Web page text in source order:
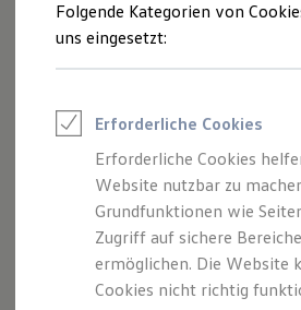
Saisonangebote
Reifenpakete
Leasing
Leasing-Angebote
Elektroauto Leasing
Kleinwagen-Leasing
Leasing ohne
Finanzierung
Autokredit mit
Versicherungen und
Kfz-Versicherung
Garantien
speziell
Impressum
Datenschutzerklärung
Impressum
Folgende Kategorien von
uns eingesetzt:
Erforderliche Cookies
Erforderliche Cookies
Website nutzbar zu
Grundfunktionen wie
Zugriff auf sichere
ermöglichen. Die Website
Cookies nicht richtig